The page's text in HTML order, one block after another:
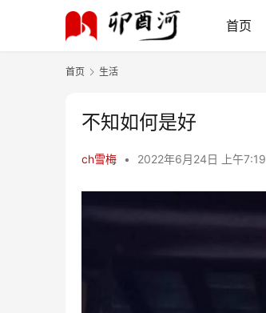
首页
首页 生活
不知如何是好
ch雪梅 • 2022年6月24日 上午7:19